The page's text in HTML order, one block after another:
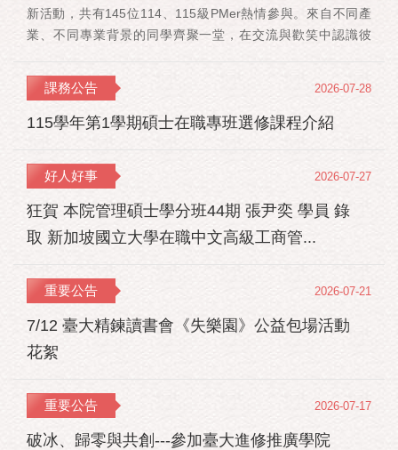
新活動，共有145位114、115級PMer熱情參與。來自不同產
業、不同專業背景的同學齊聚一堂，在交流與歡笑中認識彼
謝郭佳瑋院長、PMBA孔令傑主任及PMBM何佳安主任蒞臨現
場，給予115 級新生勉勵與祝福；PMLBA謝煜偉主任雖人在國
外進修，也特別捎來祝福，為即將...
課務公告
115學年第1學期碩士在職專班選修課程介紹
2026-07-28
好人好事
狂賀 本院管理碩士學分班44期 張尹奕 學員 錄
取 新加坡國立大學在職中文高級工商管...
2026-07-27
重要公告
7/12 臺大精鍊讀書會《失樂園》公益包場活動
花絮
2026-07-21
重要公告
破冰、歸零與共創---參加臺大進修推廣學院
2026-07-17